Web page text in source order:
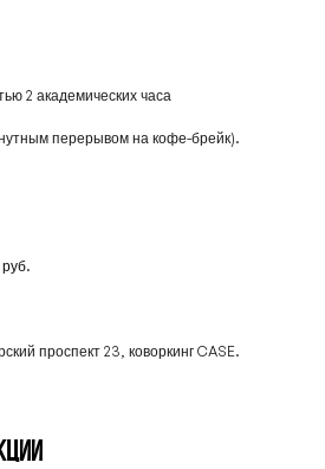
2 академических часа
перерывом на кофе-брейк).
.
проспект 23, коворкинг CASE.